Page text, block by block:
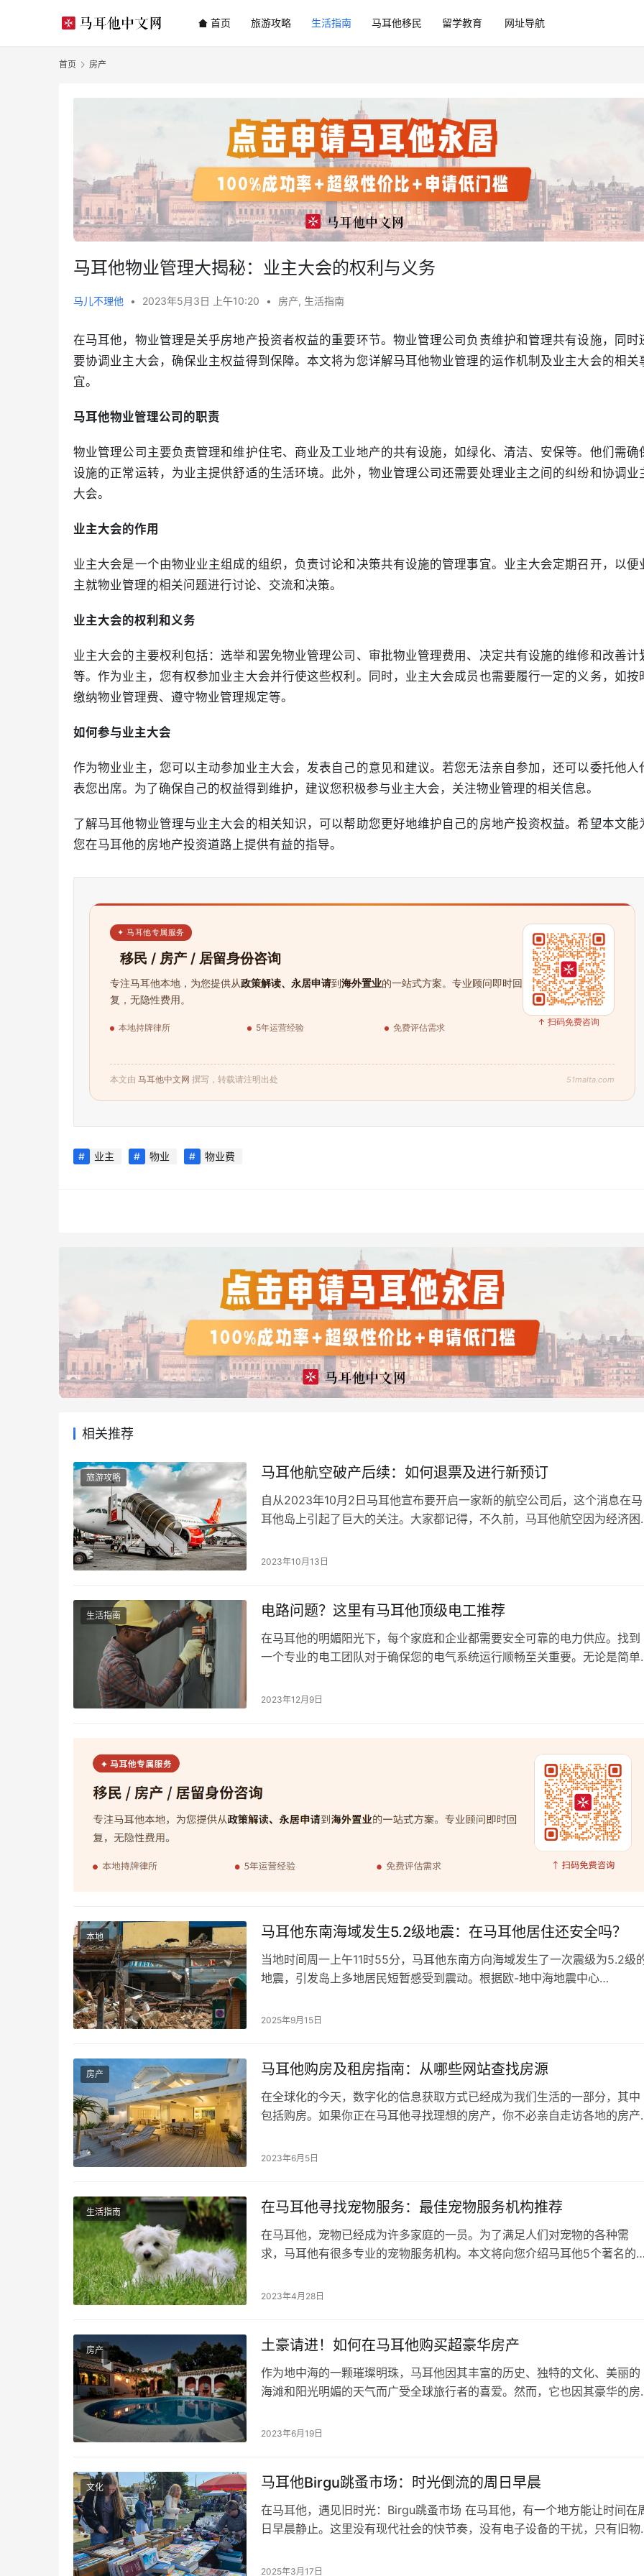
首页 旅游攻略 生活指南 马耳他移民 留学教育 网址导航
首页 房产
马耳他物业管理大揭秘：业主大会的权利与义务
马儿不理他 • 2023年5月3日 上午10:20 • 房产, 生活指南
在马耳他，物业管理是关乎房地产投资者权益的重要环节。物业管理公司负责维护和管理共有设施，同时
要协调业主大会，确保业主权益得到保障。本文将为您详解马耳他物业管理的运作机制及业主大会的相关
宜。
马耳他物业管理公司的职责
物业管理公司主要负责管理和维护住宅、商业及工业地产的共有设施，如绿化、清洁、安保等。他们需确
设施的正常运转，为业主提供舒适的生活环境。此外，物业管理公司还需要处理业主之间的纠纷和协调业
大会。
业主大会的作用
业主大会是一个由物业业主组成的组织，负责讨论和决策共有设施的管理事宜。业主大会定期召开，以便
主就物业管理的相关问题进行讨论、交流和决策。
业主大会的权利和义务
业主大会的主要权利包括：选举和罢免物业管理公司、审批物业管理费用、决定共有设施的维修和改善计
等。作为业主，您有权参加业主大会并行使这些权利。同时，业主大会成员也需要履行一定的义务，如按
缴纳物业管理费、遵守物业管理规定等。
如何参与业主大会
作为物业业主，您可以主动参加业主大会，发表自己的意见和建议。若您无法亲自参加，还可以委托他人
表您出席。为了确保自己的权益得到维护，建议您积极参与业主大会，关注物业管理的相关信息。
了解马耳他物业管理与业主大会的相关知识，可以帮助您更好地维护自己的房地产投资权益。希望本文能
您在马耳他的房地产投资道路上提供有益的指导。
✦ 马耳他专属服务
移民 / 房产 / 居留身份咨询
专注马耳他本地，为您提供从政策解读、永居申请到海外置业的一站式方案。专业顾问即时回
复，无隐性费用。
本地持牌律所 5年运营经验 免费评估需求 ↑ 扫码免费咨询
本文由 马耳他中文网 撰写，转载请注明出处 51malta.com
业主 物业 物业费
相关推荐
旅游攻略 马耳他航空破产后续：如何退票及进行新预订
自从2023年10月2日马耳他宣布要开启一家新的航空公司后，这个消息在马
耳他岛上引起了巨大的关注。大家都记得，不久前，马耳他航空因为经济困
打击。但现在，随着新航空公司的诞生，马耳他的航空业似乎又看到了曙
2023年10月13日
生活指南 电路问题？这里有马耳他顶级电工推荐
在马耳他的明媚阳光下，每个家庭和企业都需要安全可靠的电力供应。找到
一个专业的电工团队对于确保您的电气系统运行顺畅至关重要。无论是简单
司，他们提供从标准电气安装到紧急服务的全方位解决方案。 AG
2023年12月9日
本地 马耳他东南海域发生5.2级地震：在马耳他居住还安全吗？
当地时间周一上午11时55分，马耳他东南方向海域发生了一次震级为5.2级
地震，引发岛上多地居民短暂感受到震动。根据欧-地中海地震中心
10公里。 本文目录地质背景：为何马耳他会发生地震？历史地震回顾：马
2025年9月15日
房产 马耳他购房及租房指南：从哪些网站查找房源
在全球化的今天，数字化的信息获取方式已经成为我们生活的一部分，其中
包括购房。如果你正在马耳他寻找理想的房产，你不必亲自走访各地的房产
房产的主要网站，以帮助你找到满意的房源。 首先，值得一提的是
2023年6月5日
生活指南 在马耳他寻找宠物服务：最佳宠物服务机构推荐
在马耳他，宠物已经成为许多家庭的一员。为了满足人们对宠物的各种需
求，马耳他有很多专业的宠物服务机构。本文将向您介绍马耳他5个著名的
宠物美容中心：Pawshionista是一家专业的宠物美容中心，提供宠物洗澡、
2023年4月28日
房产 土豪请进！如何在马耳他购买超豪华房产
作为地中海的一颗璀璨明珠，马耳他因其丰富的历史、独特的文化、美丽的
海滩和阳光明媚的天气而广受全球旅行者的喜爱。然而，它也因其豪华的房
公寓的土豪们。如果你正在寻找一个位于地中海岛屿上的豪华房产，那么马
2023年6月19日
文化 马耳他Birgu跳蚤市场：时光倒流的周日早晨
在马耳他，遇见旧时光：Birgu跳蚤市场 在马耳他，有一个地方能让时间在
日早晨静止。这里没有现代社会的快节奏，没有电子设备的干扰，只有旧物
故事和人情味的传统市集。在这里，每一件旧物都承载着历史的痕迹，每一
2025年3月17日